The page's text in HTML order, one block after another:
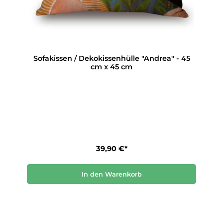
Sofakissen / Dekokissenhülle "Andrea" - 45
cm x 45 cm
39,90 €*
In den Warenkorb